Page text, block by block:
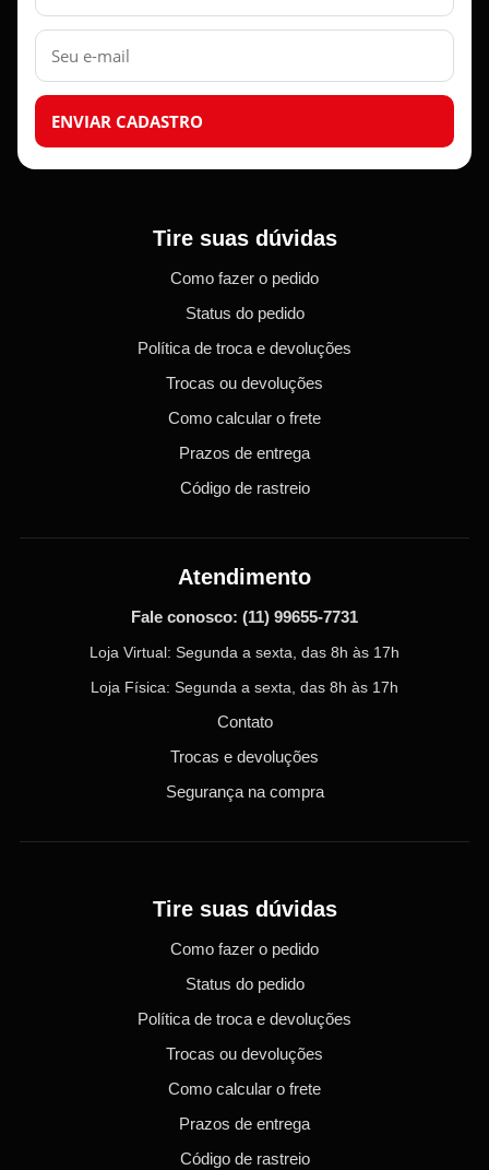
E-
mail
ENVIAR CADASTRO
Tire suas dúvidas
Como fazer o pedido
Status do pedido
Política de troca e devoluções
Trocas ou devoluções
Como calcular o frete
Prazos de entrega
Código de rastreio
Atendimento
Fale conosco: (11) 99655-7731
Loja Virtual: Segunda a sexta, das 8h às 17h
Loja Física: Segunda a sexta, das 8h às 17h
Contato
Trocas e devoluções
Segurança na compra
Tire suas dúvidas
Como fazer o pedido
Status do pedido
Política de troca e devoluções
Trocas ou devoluções
Como calcular o frete
Prazos de entrega
Código de rastreio